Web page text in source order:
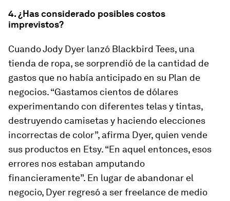
4. ¿Has considerado posibles costos
imprevistos?
Cuando Jody Dyer lanzó Blackbird Tees, una
tienda de ropa, se sorprendió de la cantidad de
gastos que no había anticipado en su Plan de
negocios. “Gastamos cientos de dólares
experimentando con diferentes telas y tintas,
destruyendo camisetas y haciendo elecciones
incorrectas de color”, afirma Dyer, quien vende
sus productos en Etsy. “En aquel entonces, esos
errores nos estaban amputando
financieramente”. En lugar de abandonar el
negocio, Dyer regresó a ser freelance de medio